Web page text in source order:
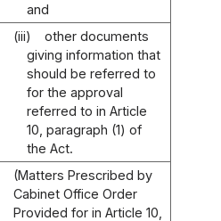
and
(iii)
other documents
giving information that
should be referred to
for the approval
referred to in Article
10, paragraph (1) of
the Act.
(Matters Prescribed by
Cabinet Office Order
Provided for in Article 10,